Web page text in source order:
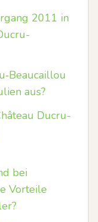
2011 in
aus?
Ducru-
bei
Vorteile